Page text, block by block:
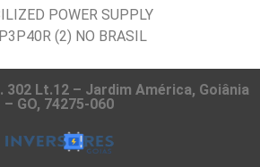
302 Lt.12 – Jardim América, Goiânia
– GO, 74275-060